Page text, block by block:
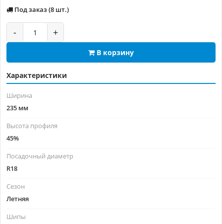
Под заказ (8 шт.)
- +
В корзину
Характеристики
Ширина
235 мм
Высота профиля
45%
Посадочный диаметр
R18
Сезон
Летняя
Шипы